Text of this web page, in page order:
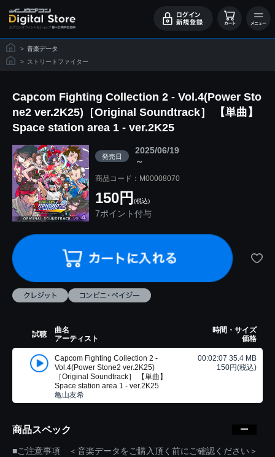
> 音楽データ
>
ストリートファイター
Capcom Fighting Collection 2 - Vol.4(Power Sto
ne2 ver.2K25)［Original Soundtrack］ 【単曲】
Space station area 1 - ver.2K25
発売日
2025/06/19
～
商品コード：M00008070
150円 (税込)
7ポイント付与
試聴
曲名
アーティスト
時間・サイズ
価格
Capcom Fighting Collection 2 -
Vol.4(Power Stone2 ver.2K25)
［Original Soundtrack］ 【単曲】
Space station area 1 - ver.2K25
亀山友希
00:02:07 35.4 MB
150円(税込)
商品スペック
■ご注意事項 ＜音楽データをご購入頂く前にご確認ください＞